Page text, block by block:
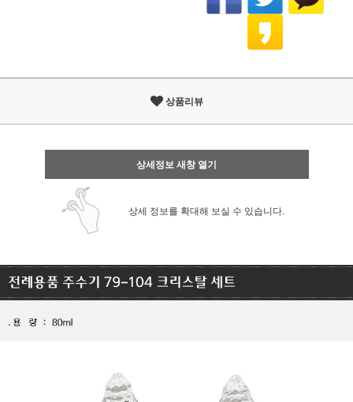
상품리뷰
상세정보 새창 열기
상세 정보를 확대해 보실 수 있습니다.